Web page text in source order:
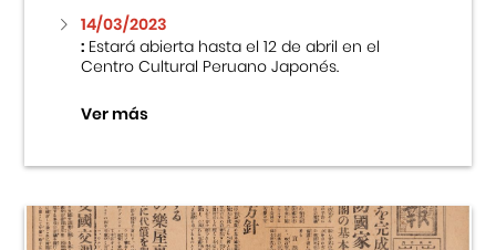
14/03/2023
:Estará abierta hasta el 12 de abril en el
Centro Cultural Peruano Japonés.
Ver más